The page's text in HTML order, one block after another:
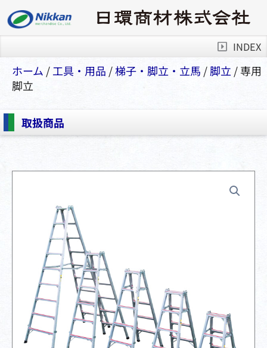
INDEX
ホーム /⼯具・⽤品 /梯⼦・脚⽴・⽴⾺ /脚立 / 専用
脚立
取扱商品